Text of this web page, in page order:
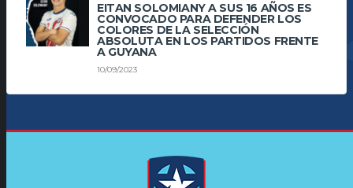
EITAN SOLOMIANY A SUS 16 AÑOS ES
CONVOCADO PARA DEFENDER LOS
COLORES DE LA SELECCIÓN
ABSOLUTA EN LOS PARTIDOS FRENTE
A GUYANA
10/09/2023